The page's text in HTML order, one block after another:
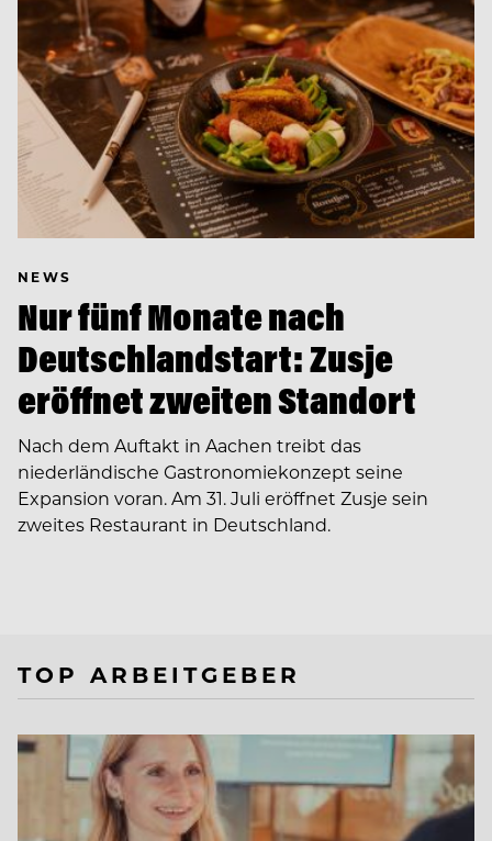
NEWS
Nur fünf Monate nach
Deutschlandstart: Zusje
eröffnet zweiten Standort
Nach dem Auftakt in Aachen treibt das
niederländische Gastronomiekonzept seine
Expansion voran. Am 31. Juli eröffnet Zusje sein
zweites Restaurant in Deutschland.
TOP ARBEITGEBER